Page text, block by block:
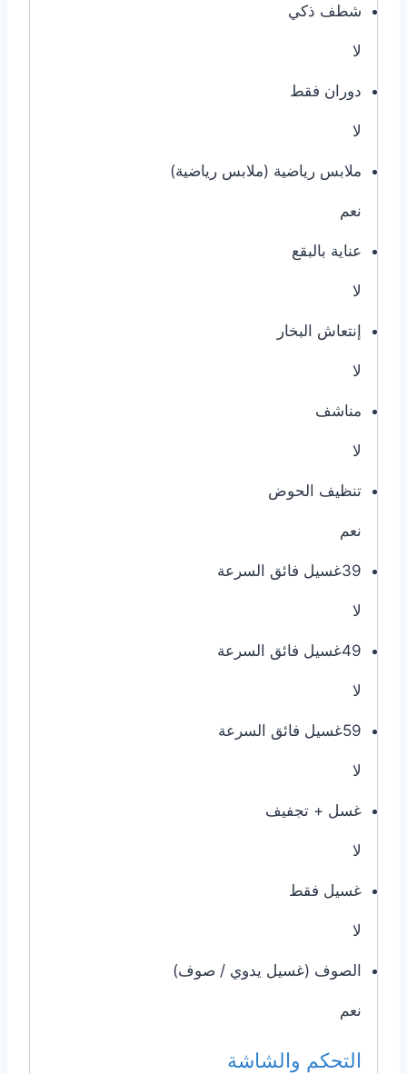
شطف ذكي
لا
دوران فقط
لا
ملابس رياضية (ملابس رياضية)
نعم
عناية بالبقع
لا
إنتعاش البخار
لا
مناشف
لا
تنظيف الحوض
نعم
39غسيل فائق السرعة
لا
49غسيل فائق السرعة
لا
59غسيل فائق السرعة
لا
غسل + تجفيف
لا
غسيل فقط
لا
الصوف (غسيل يدوي / صوف)
نعم
التحكم والشاشة